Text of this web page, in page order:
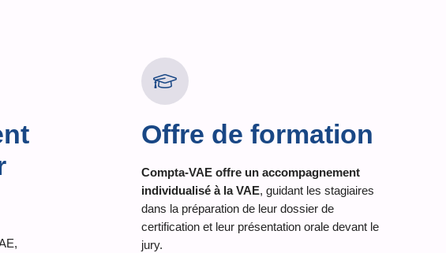
Offre de formation
Compta-VAE offre un accompagnement
individualisé à la VAE, guidant les stagiaires
dans la préparation de leur dossier de
certification et leur présentation orale devant le
jury.